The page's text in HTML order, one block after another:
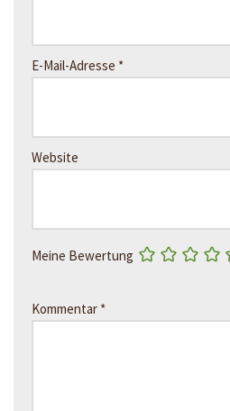
E-Mail-Adresse *
Website
Meine Bewertung
Kommentar *